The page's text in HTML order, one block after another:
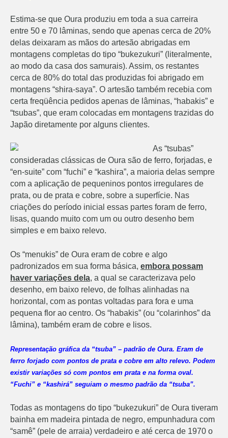
Estima-se que Oura produziu em toda a sua carreira
entre 50 e 70 lâminas, sendo que apenas cerca de 20%
delas deixaram as mãos do artesão abrigadas em
montagens completas do tipo “bukezukuri” (literalmente,
ao modo da casa dos samurais). Assim, os restantes
cerca de 80% do total das produzidas foi abrigado em
montagens “shira-saya”. O artesão também recebia com
certa freqüência pedidos apenas de lâminas, “habakis” e
“tsubas”, que eram colocadas em montagens trazidas do
Japão diretamente por alguns clientes.
As “tsubas”
consideradas clássicas de Oura são de ferro, forjadas, e
“en-suite” com “fuchi” e “kashira”, a maioria delas sempre
com a aplicação de pequeninos pontos irregulares de
prata, ou de prata e cobre, sobre a superfície. Nas
criações do período inicial essas partes foram de ferro,
lisas, quando muito com um ou outro desenho bem
simples e em baixo relevo.
Os “menukis” de Oura eram de cobre e algo
padronizados em sua forma básica, embora possam
haver variações dela, a qual se caracterizava pelo
desenho, em baixo relevo, de folhas alinhadas na
horizontal, com as pontas voltadas para fora e uma
pequena flor ao centro. Os “habakis” (ou “colarinhos” da
lâmina), também eram de cobre e lisos.
Representação gráfica da “tsuba” – padrão de Oura. Eram de
ferro forjado com pontos de prata e cobre em alto relevo. Podem
existir variações só com pontos em prata e na forma oval.
“Fuchi” e “kashirá” seguiam o mesmo padrão da “tsuba”.
Todas as montagens do tipo “bukezukuri” de Oura tiveram
bainha em madeira pintada de negro, empunhadura com
“samê” (pele de arraia) verdadeiro e até cerca de 1970 o